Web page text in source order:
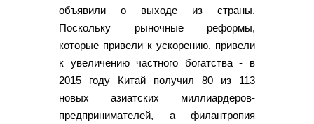
объявили о выходе из страны.
Поскольку рыночные реформы,
которые привели к ускорению, привели
к увеличению частного богатства - в
2015 году Китай получил 80 из 113
новых азиатских миллиардеров-
предпринимателей, а филантропия